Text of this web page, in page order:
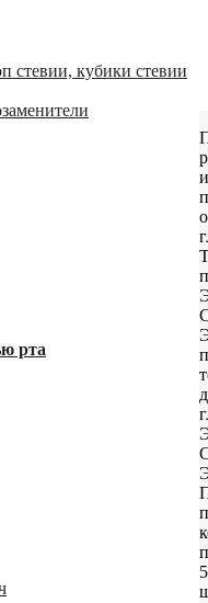
стевии, кубики стевии
рта
и